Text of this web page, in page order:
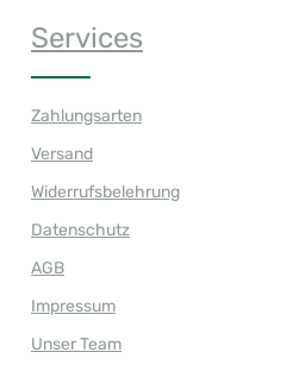
Services
Zahlungsarten
Versand
Widerrufsbelehrung
Datenschutz
AGB
Impressum
Unser Team